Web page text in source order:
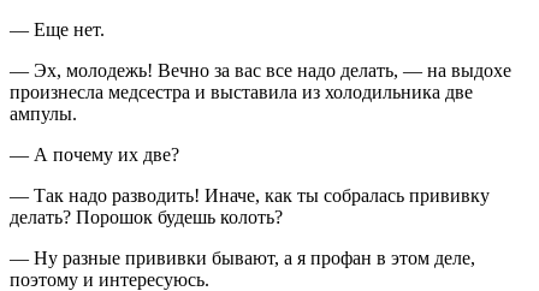
— Еще нет.
— Эх, молодежь! Вечно за вас все надо делать, — на выдохе
произнесла медсестра и выставила из холодильника две
ампулы.
— А почему их две?
— Так надо разводить! Иначе, как ты собралась прививку
делать? Порошок будешь колоть?
— Ну разные прививки бывают, а я профан в этом деле,
поэтому и интересуюсь.